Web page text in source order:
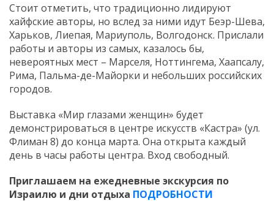
Стоит отметить, что традиционно лидируют
хайфские авторы, но вслед за ними идут Беэр-Шева,
Харьков, Лиепая, Мариуполь, Волгодонск. Прислали
работы и авторы из самых, казалось бы,
невероятных мест – Марселя, Ноттингема, Хаапсалу,
Рима, Пальма-де-Майорки и небольших российских
городов.
Выставка «Мир глазами женщин» будет
демонстрироваться в центре искусств «Кастра» (ул.
Флиман 8) до конца марта. Она открыта каждый
день в часы работы центра. Вход свободный.
Приглашаем на ежедневные экскурсия по
Израилю и дни отдыха ПОДРОБНОСТИ